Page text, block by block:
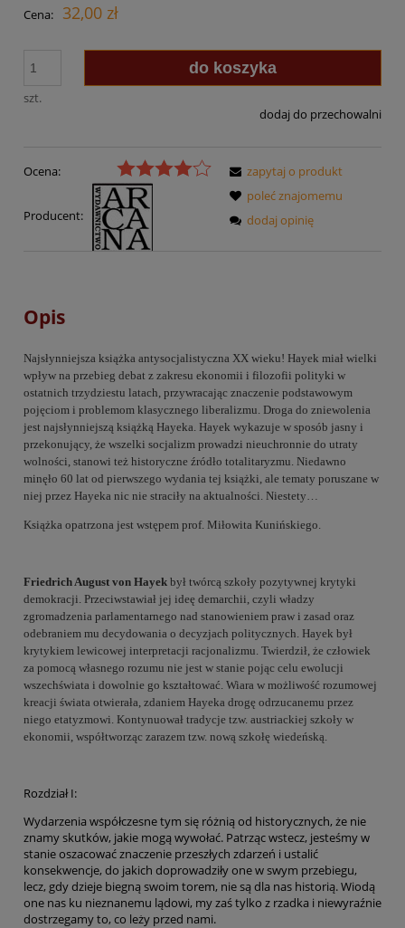
Cena: 32,00 zł
szt.
do koszyka
dodaj do przechowalni
Ocena:
Producent:
zapytaj o produkt
poleć znajomemu
dodaj opinię
Opis
Najsłynniejsza książka antysocjalistyczna XX wieku! Hayek miał wielki
wpływ na przebieg debat z zakresu ekonomii i filozofii polityki w
ostatnich trzydziestu latach, przywracając znaczenie podstawowym
pojęciom i problemom klasycznego liberalizmu. Droga do zniewolenia
jest najsłynniejszą książką Hayeka. Hayek wykazuje w sposób jasny i
przekonujący, że wszelki socjalizm prowadzi nieuchronnie do utraty
wolności, stanowi też historyczne źródło totalitaryzmu. Niedawno
minęło 60 lat od pierwszego wydania tej książki, ale tematy poruszane w
niej przez Hayeka nic nie straciły na aktualności. Niestety…
Książka opatrzona jest wstępem prof. Miłowita Kunińskiego.
Friedrich August von Hayek był twórcą szkoły pozytywnej krytyki
demokracji. Przeciwstawiał jej ideę demarchii, czyli władzy
zgromadzenia parlamentarnego nad stanowieniem praw i zasad oraz
odebraniem mu decydowania o decyzjach politycznych. Hayek był
krytykiem lewicowej interpretacji racjonalizmu. Twierdził, że człowiek
za pomocą własnego rozumu nie jest w stanie pojąc celu ewolucji
wszechświata i dowolnie go kształtować. Wiara w możliwość rozumowej
kreacji świata otwierała, zdaniem Hayeka drogę odrzucanemu przez
niego etatyzmowi. Kontynuował tradycje tzw. austriackiej szkoły w
ekonomii, współtworząc zarazem tzw. nową szkołę wiedeńską.
Rozdział I:
Wydarzenia współczesne tym się różnią od historycznych, że nie
znamy skutków, jakie mogą wywołać. Patrząc wstecz, jesteśmy w
stanie oszacować znaczenie przeszłych zdarzeń i ustalić
konsekwencje, do jakich doprowadziły one w swym przebiegu,
lecz, gdy dzieje biegną swoim torem, nie są dla nas historią. Wiodą
one nas ku nieznanemu lądowi, my zaś tylko z rzadka i niewyraźnie
dostrzegamy to, co leży przed nami.